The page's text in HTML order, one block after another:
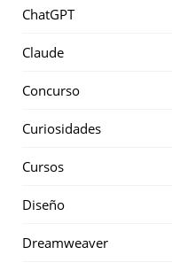
ChatGPT
Claude
Concurso
Curiosidades
Cursos
Diseño
Dreamweaver